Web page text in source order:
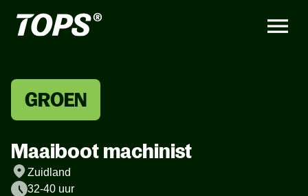
GROEN
Maaiboot machinist
Zuidland
32-40 uur